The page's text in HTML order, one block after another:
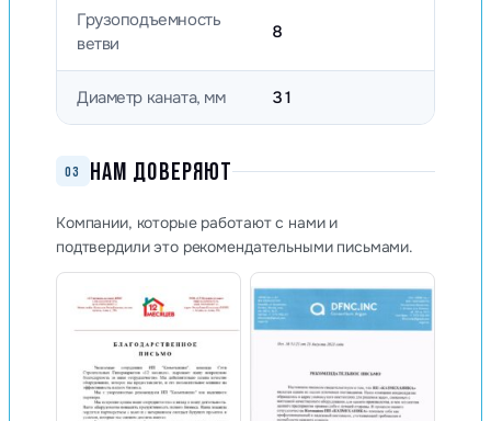
Грузоподъемность
ветви
8
Диаметр каната, мм 31
03 НАМ ДОВЕРЯЮТ
Компании, которые работают с нами и
подтвердили это рекомендательными письмами.